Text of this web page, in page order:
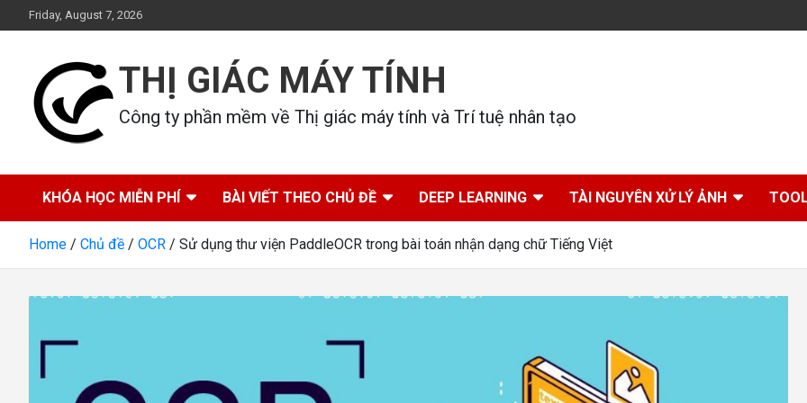
to
Friday, August 7, 2026
THỊ GIÁC MÁY TÍNH
Công ty phần mềm về Thị giác máy tính và Trí tuệ nhân tạo
KHÓA HỌC MIỄN PHÍ BÀI VIẾT THEO CHỦ ĐỀ DEEP LEARNING TÀI NGUYÊN XỬ LÝ ẢNH
Home Chủ đề OCR Sử dụng thư viện PaddleOCR trong bài toán nhận dạng chữ Tiếng Việt